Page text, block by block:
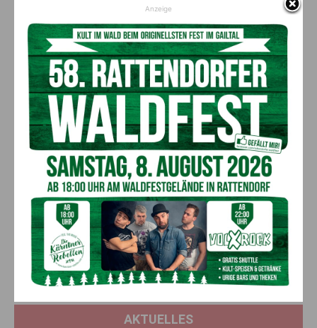
Nach drei Jahren im Nachwuchsteam und zwei im WorldTour-
Kader des Team DSM, wechselteGall2021 zum AG2R Citroën
Team. Eigentlich hätte sein Vertrag bei DSM noch ein weiteres
Jahr laufen sollen, nachdem es aber immer wieder zu
Spannungen zwischen unterschiedlichen Fahrern und der
Teamleitung kam, löste
Gall
seinen Vertrag bereits 2021 auf.
(Quelle Wikipedia)
Siehe auch:http://www.radlwolf.at/paralympic-
silbermedaillengewinner-radlwolf-traf-juniorenweltmeister-
felix-gall/
Vorheriger Artikel
Herbert Preßlauer, vgl. Marfa,
im 95. Lebensjahr verstorben
Nächster Artikel
ÖBB: Arbeiten am Bahnhof
Arnoldstein schreiten
planmäßig voran
AKTUELLES
Anzeige